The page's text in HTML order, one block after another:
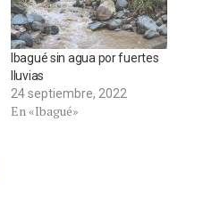
Ibagué sin agua por fuertes
lluvias
24 septiembre, 2022
En «Ibagué»